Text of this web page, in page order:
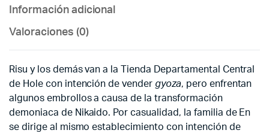
Información adicional
Valoraciones (0)
Risu y los demás van a la Tienda Departamental Central
de Hole con intención de vender gyoza, pero enfrentan
algunos embrollos a causa de la transformación
demoniaca de Nikaido. Por casualidad, la familia de En
se dirige al mismo establecimiento con intención de